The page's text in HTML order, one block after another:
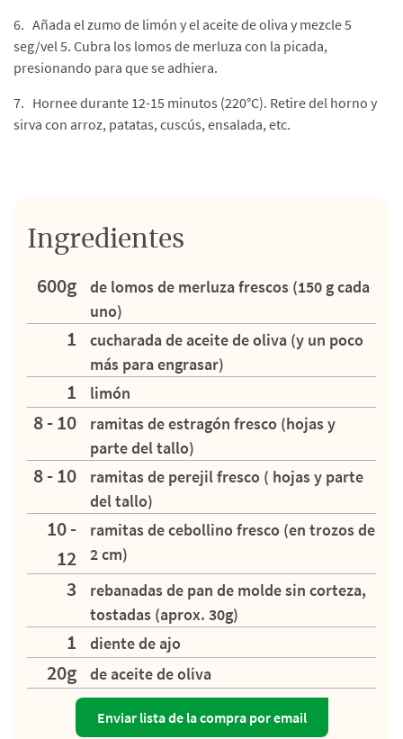
6. Añada el zumo de limón y el aceite de oliva y mezcle 5
seg/vel 5. Cubra los lomos de merluza con la picada,
presionando para que se adhiera.
7. Hornee durante 12-15 minutos (220°C). Retire del horno y
sirva con arroz, patatas, cuscús, ensalada, etc.
Ingredientes
600g
de lomos de merluza frescos (150 g cada
uno)
1
cucharada de aceite de oliva (y un poco
más para engrasar)
1 limón
8 - 10
ramitas de estragón fresco (hojas y
parte del tallo)
8 - 10
ramitas de perejil fresco ( hojas y parte
del tallo)
10 -
12
ramitas de cebollino fresco (en trozos de
2 cm)
3
rebanadas de pan de molde sin corteza,
tostadas (aprox. 30g)
1 diente de ajo
20g de aceite de oliva
Enviar lista de la compra por email